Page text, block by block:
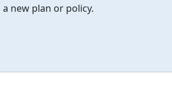
new plan or policy.